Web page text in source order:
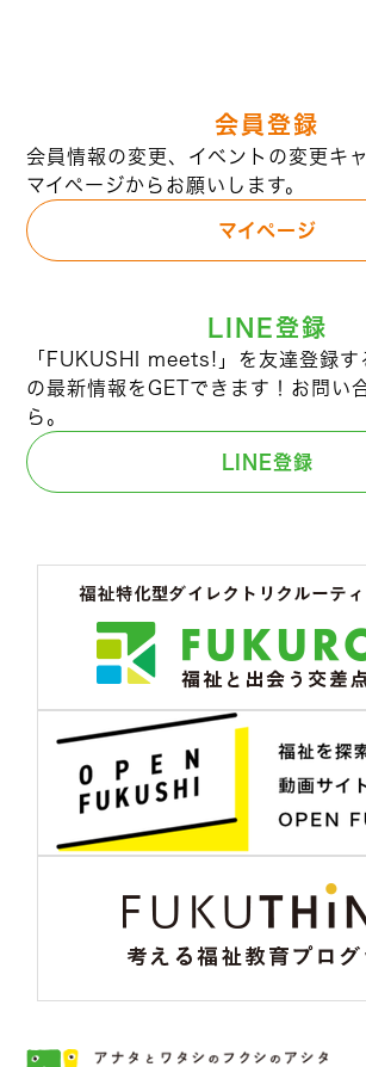
会員登録
会員情報の変更、イベントの変更キ
マイページからお願いします。
マイページ
LINE登録
「FUKUSHI meets!」を友達登録す
の最新情報をGETできます！お問い
ら。
LINE登録